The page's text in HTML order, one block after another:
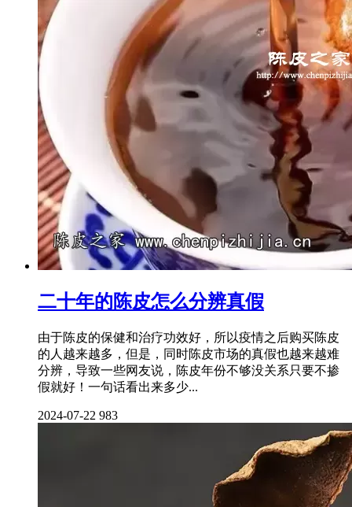
二十年的陈皮怎么分辨真假
由于陈皮的保健和治疗功效好，所以疫情之后购买陈皮
的人越来越多，但是，同时陈皮市场的真假也越来越难
分辨，导致一些网友说，陈皮年份不够没关系只要不掺
假就好！一句话看出来多少...
2024-07-22 983